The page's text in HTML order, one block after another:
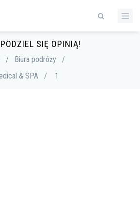
SIĘ OPINIĄ!
/ Biura podróży
/
& SPA
/ 1